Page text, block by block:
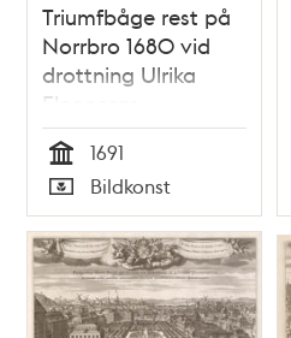
Triumfbåge rest på
Norrbro 1680 vid
drottning Ulrika
Eleonoras
högtidliga intåg
Tid
1691
Typ
Bildkonst